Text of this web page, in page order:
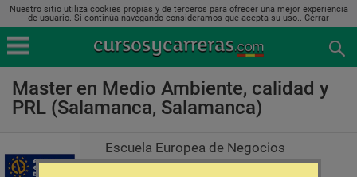
Nuestro sitio utiliza cookies propias y de terceros para ofrecer una mejor experiencia
de usuario. Si continúa navegando consideramos que acepta su uso.. Cerrar
Master en Medio Ambiente, calidad y
PRL (Salamanca, Salamanca)
Escuela Europea de Negocios